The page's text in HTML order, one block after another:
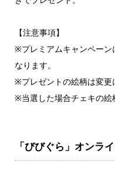
【注意事項】
※プレミアムキャンペーン
なります。
※プレゼントの絵柄は変更
※当選した場合チェキの絵
「びびぐら」オンラ